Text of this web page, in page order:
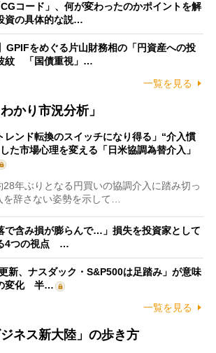
コード」、何が変わったのかポイントを解
の具体的な説…
GPIFをめぐる片山財務相の「円資産への投
紋 「国債重視」…
一覧を見る
かり市況分析」
レンド転換のスイッチになり得る」“介入慣
た市場心理を変える「日米協調為替介入」
年ぶりとなる円買いの協調介入に踏み切っ
辞さない姿勢を示して…
で含み損が膨らんで…」損失を投資家として
4つの視点 …
新、ナスダック・S&P500は足踏み」が意味
変化 半…
一覧を見る
ネス新大陸」の歩き方